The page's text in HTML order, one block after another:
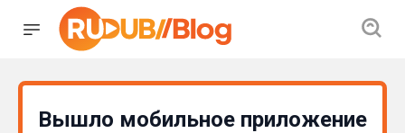
Вышло мобильное приложение